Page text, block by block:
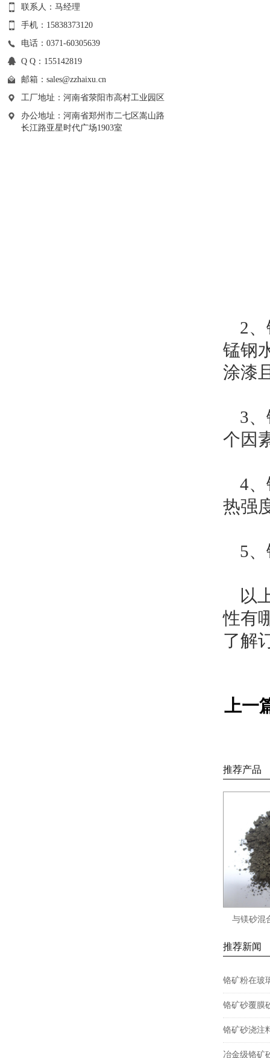
联系人：马经理
手机：15838373120
电话：0371-60305639
Q Q：155142819
邮箱： sales@zzhaixu.cn
工厂地址：河南省荥阳市高村工业园区
办公地址：河南省郑州市二七区嵩山路
长江路亚星时代广场1903室
2、
锰钢
涂漆
3、
个因
4、
热强
5、
以
性有
了解
上一
推荐产品
与镁砂混
推荐新闻
铬矿粉在玻
铬矿砂覆膜
铬矿砂浇注
冶金级铬矿